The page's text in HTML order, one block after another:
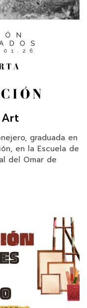
Art
graduada en
en la Escuela de
del Omar de